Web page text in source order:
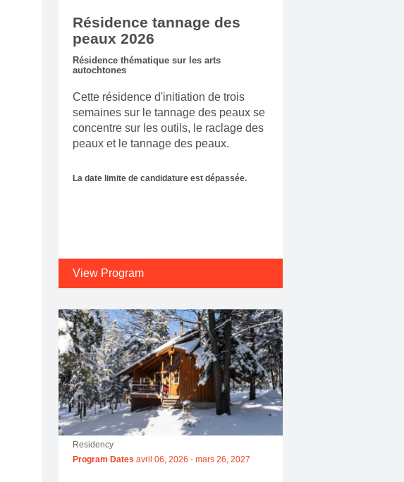
Résidence tannage des
peaux 2026
Résidence thématique sur les arts
autochtones
Cette résidence d'initiation de trois
semaines sur le tannage des peaux se
concentre sur les outils, le raclage des
peaux et le tannage des peaux.
La date limite de candidature est dépassée.
View Program
Residency
Program Dates avril 06, 2026 - mars 26, 2027